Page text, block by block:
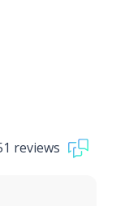
reviews